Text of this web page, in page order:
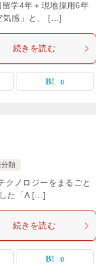
学4年＋現地採用6年
気感」と、 […]
続きを読む
0
類
クノロジーをまるごと
た「A […]
続きを読む
0